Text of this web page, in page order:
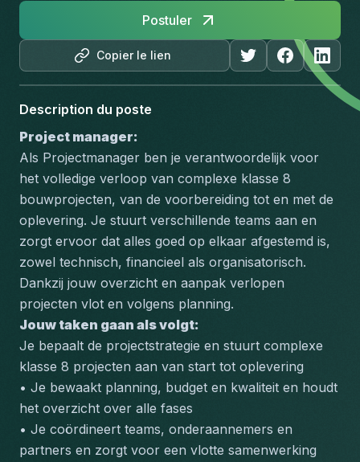
Copier le lien
Postuler
Description du poste
Project manager:
Als Projectmanager ben je verantwoordelijk voor
het volledige verloop van complexe klasse 8
bouwprojecten, van de voorbereiding tot en met de
oplevering. Je stuurt verschillende teams aan en
zorgt ervoor dat alles goed op elkaar afgestemd is,
zowel technisch, financieel als organisatorisch.
Dankzij jouw overzicht en aanpak verlopen
projecten vlot en volgens planning.
Jouw taken gaan als volgt:
Je bepaalt de projectstrategie en stuurt complexe
klasse 8 projecten aan van start tot oplevering
• Je bewaakt planning, budget en kwaliteit en houdt
het overzicht over alle fases
• Je coördineert teams, onderaannemers en
partners en zorgt voor een vlotte samenwerking